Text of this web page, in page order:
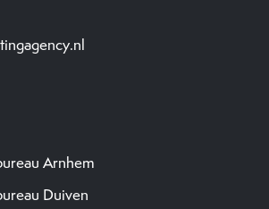
Arnhem
Duiven